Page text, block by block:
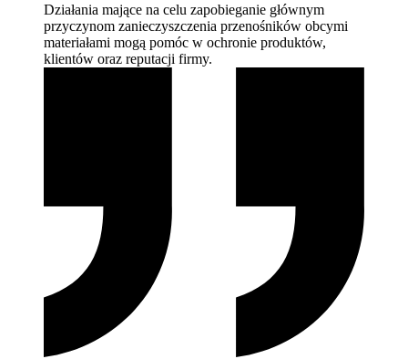
Działania mające na celu zapobieganie głównym
przyczynom zanieczyszczenia przenośników obcymi
materiałami mogą pomóc w ochronie produktów,
klientów oraz reputacji firmy.